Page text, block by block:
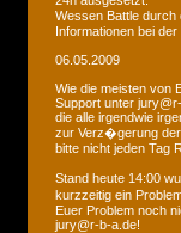
Wessen Battle
Informationen bei
06.05.2009
Wie die meisten von
Support unter
die alle irgendwie
zur Verz�gerung der
bitte nicht jeden Tag
Stand heute 14:00
kurzzeitig ein
Euer Problem noch
jury@r-b-a.de!